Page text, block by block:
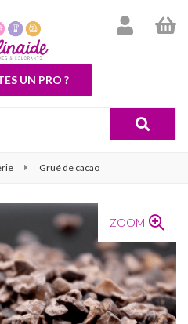
UN PRO ?
Grué de cacao
ZOOM